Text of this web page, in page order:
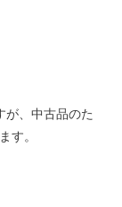
が、中古品のた
す。